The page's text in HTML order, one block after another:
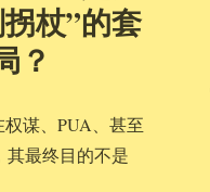
杖”的套
？
谋、PUA、甚至
其最终目的不是